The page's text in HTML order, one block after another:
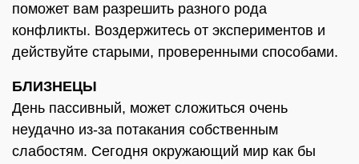
поможет вам разрешить разного рода
конфликты. Воздержитесь от экспериментов и
действуйте старыми, проверенными способами.
БЛИЗНЕЦЫ
День пассивный, может сложиться очень
неудачно из-за потакания собственным
слабостям. Сегодня окружающий мир как бы